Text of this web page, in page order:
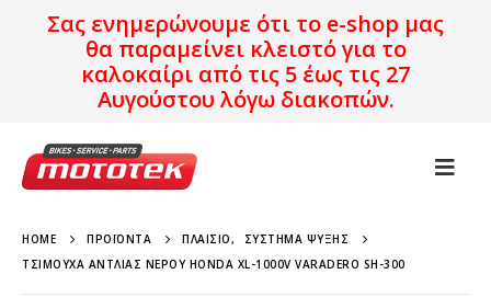
Σας ενημερώνουμε ότι το e-shop μας
θα παραμείνει κλειστό για το
καλοκαίρι από τις 5 έως τις 27
Αυγούστου λόγω διακοπών.
HOME ΠΡΟΪΌΝΤΑ ΠΛΑΊΣΙΟ,
ΣΎΣΤΗΜΑ ΨΎΞΗΣ
ΤΣΙΜΟΎΧΑ ΑΝΤΛΊΑΣ ΝΕΡΟΎ HONDA XL-1000V VARADERO SH-300